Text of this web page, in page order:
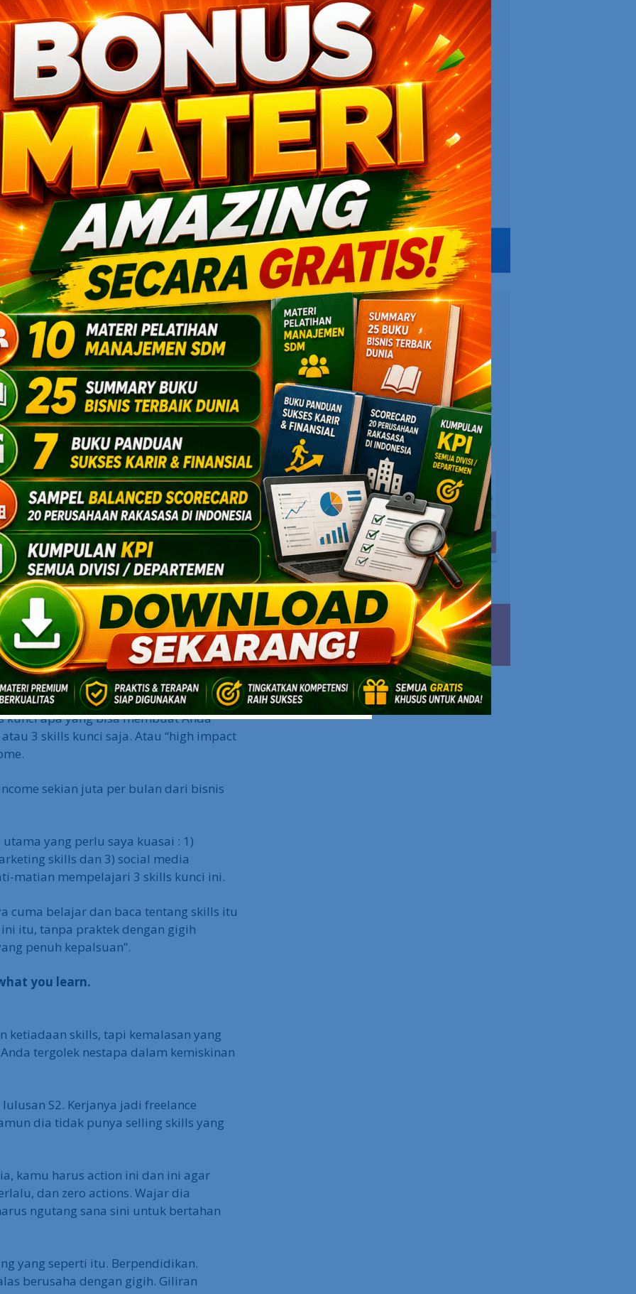
stabilo dalam perjalanan meraih
kompetensi dan skills yang cetar
Anda tekuni saat mau meraih
always determine your income. Always.
stagnan dan nyungsep ke bottom
Anda abal-abal. Skills Anda
anak muda usia 21 tahun yang bisa
ini bisa terjadi? Ya karena dia punya
Marketing. Bukan skills kelas dunia
dikenang sebagai salah satu blogger
terjadi? Ya karena saya kebetulan
“teknik writing and blogging”.
ingin Anda tekuni sebagai pilihan
kunci apa yang bisa membuat Anda
3 skills kunci saja. Atau “high impact
sekian juta per bulan dari bisnis
yang perlu saya kuasai : 1)
skills dan 3) social media
matian mempelajari 3 skills kunci ini.
cuma belajar dan baca tentang skills itu
ini itu, tanpa praktek dengan gigih
penuh kepalsuan”.
you learn.
ketiadaan skills, tapi kemalasan yang
tergolek nestapa dalam kemiskinan
S2. Kerjanya jadi freelance
dia tidak punya selling skills yang
kamu harus action ini dan ini agar
dan zero actions. Wajar dia
ngutang sana sini untuk bertahan
yang seperti itu. Berpendidikan.
berusaha dengan gigih. Giliran